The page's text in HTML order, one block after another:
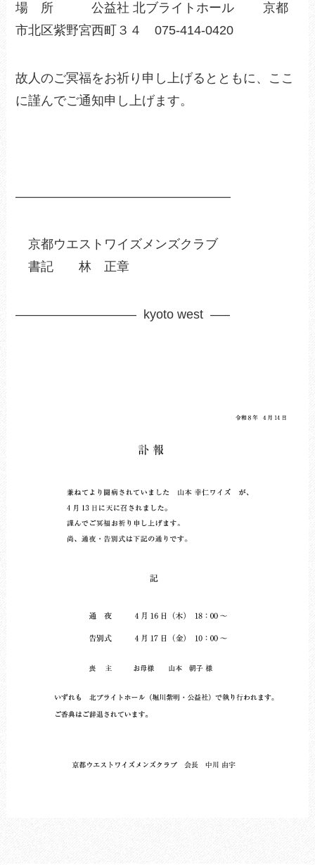
場 所 公益社 北ブライトホール 京都
市北区紫野宮西町３４ 075-414-0420
故人のご冥福をお祈り申し上げるとともに、ここ
に謹んでご通知申し上げます。
—————————————————
京都ウエストワイズメンズクラブ
書記 林 正章
—————————– kyoto west —–